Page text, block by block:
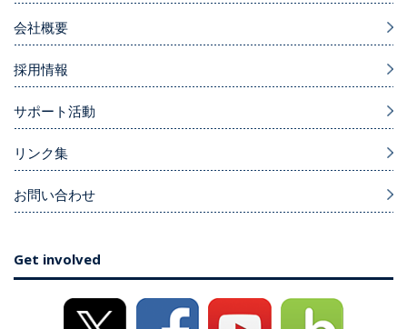
会社概要
採用情報
サポート活動
リンク集
お問い合わせ
Get involved